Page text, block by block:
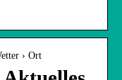
› Ort